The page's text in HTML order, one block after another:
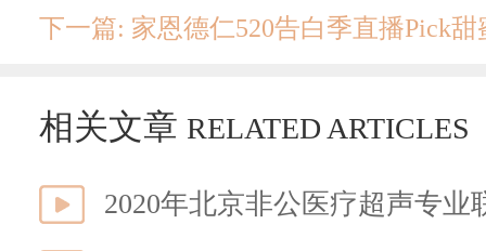
下一篇: 家恩德仁520告白季直播Pick甜
相关文章 RELATED ARTICLES